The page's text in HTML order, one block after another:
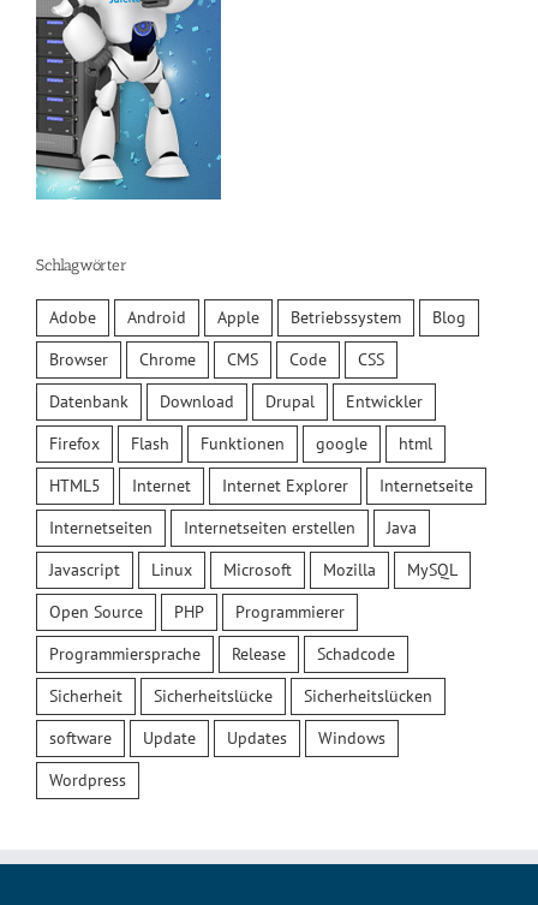
Schlagwörter
Adobe Android Apple Betriebssystem
Blog
Browser
Chrome CMS Code
CSS
Datenbank
Download Drupal
Entwickler
Firefox
Flash Funktionen google
html
HTML5
Internet Internet Explorer
Internetseite
Internetseiten
Internetseiten erstellen
Java
Javascript
Linux Microsoft Mozilla
MySQL
Open Source
PHP
Programmierer
Programmiersprache
Release
Schadcode
Sicherheit
Sicherheitslücke
Sicherheitslücken
software
Update Updates
Windows
Wordpress